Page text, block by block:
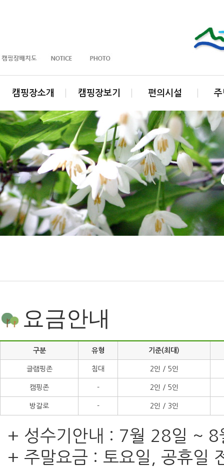
캠핑장소개 캠핑장보기 편의시설
요금안내
구분 유형 기준(최대)
글램핑존 침대 2인 / 5인
캠핑존 - 2인 / 5인
방갈로 - 2인 / 3인
+ 성수기안내 : 7월 28일 ~ 8
+ 주말요금 : 토요일, 공휴일